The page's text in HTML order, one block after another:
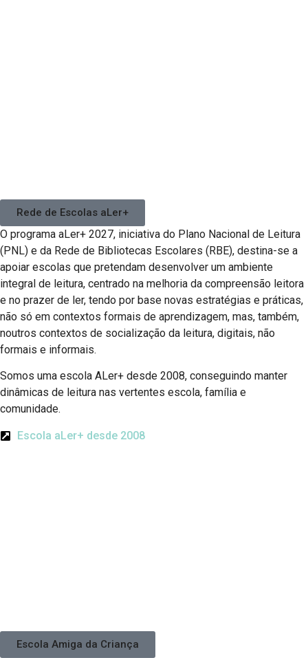
Rede de Escolas aLer+
O programa aLer+ 2027, iniciativa do Plano Nacional de Leitura
(PNL) e da Rede de Bibliotecas Escolares (RBE), destina-se a
apoiar escolas que pretendam desenvolver um ambiente
integral de leitura, centrado na melhoria da compreensão leitora
e no prazer de ler, tendo por base novas estratégias e práticas,
não só em contextos formais de aprendizagem, mas, também,
noutros contextos de socialização da leitura, digitais, não
formais e informais.
Somos uma escola ALer+ desde 2008, conseguindo manter
dinâmicas de leitura nas vertentes escola, família e
comunidade.
Escola aLer+ desde 2008
Escola Amiga da Criança